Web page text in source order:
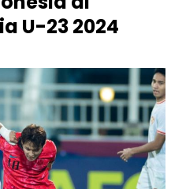
U-23 2024